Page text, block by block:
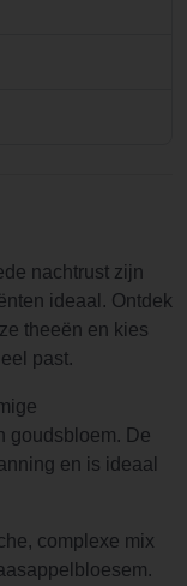
nachtrust zijn
ideaal. Ontdek
theeën en kies
past.
goudsbloem. De
en is ideaal
complexe mix